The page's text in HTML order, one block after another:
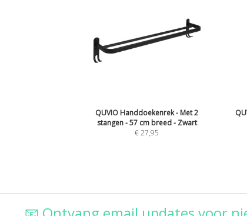
QUVIO Handdoekenrek - Met 2
stangen - 57 cm breed - Zwart
€27,95